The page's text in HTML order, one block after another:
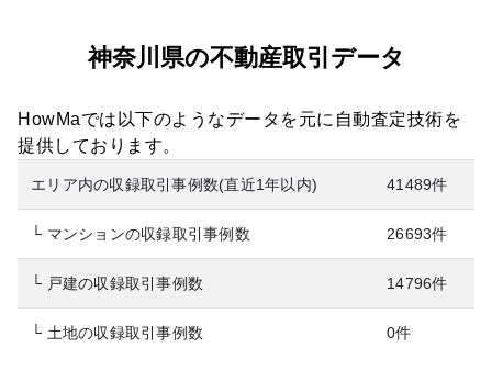
神奈川県の不動産取引データ
HowMaでは以下のようなデータを元に自動査定技術を
提供しております。
エリア内の収録取引事例数(直近1年以内) 41489件
└ マンションの収録取引事例数 26693件
└ 戸建の収録取引事例数 14796件
└ 土地の収録取引事例数 0件